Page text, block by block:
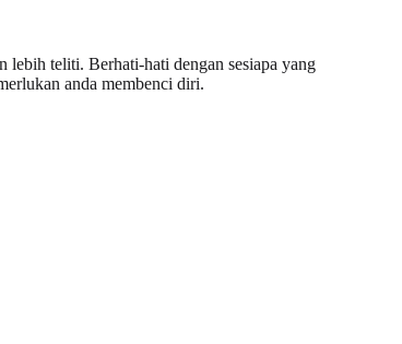
lebih teliti. Berhati-hati dengan sesiapa yang
anda membenci diri.